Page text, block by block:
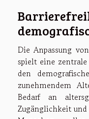
Die Anpassung
spielt eine
den
zunehmendem
Bedarf an
Zugänglichkeit